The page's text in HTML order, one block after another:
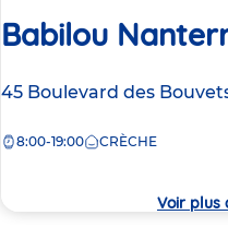
Babilou
Adresse
la
45 Boulevard des
8:00-19:00 CRÈCHE
Voir plus